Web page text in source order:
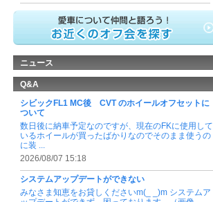
ニュース
Q&A
シビックFL1 MC後 CVT のホイールオフセットに
ついて
数日後に納車予定なのですが、現在のFKに使用して
いるホイールが買ったばかりなのでそのまま使うの
に装 ...
2026/08/07 15:18
システムアップデートができない
みなさま知恵をお貸しくださいm(_ _)m システムア